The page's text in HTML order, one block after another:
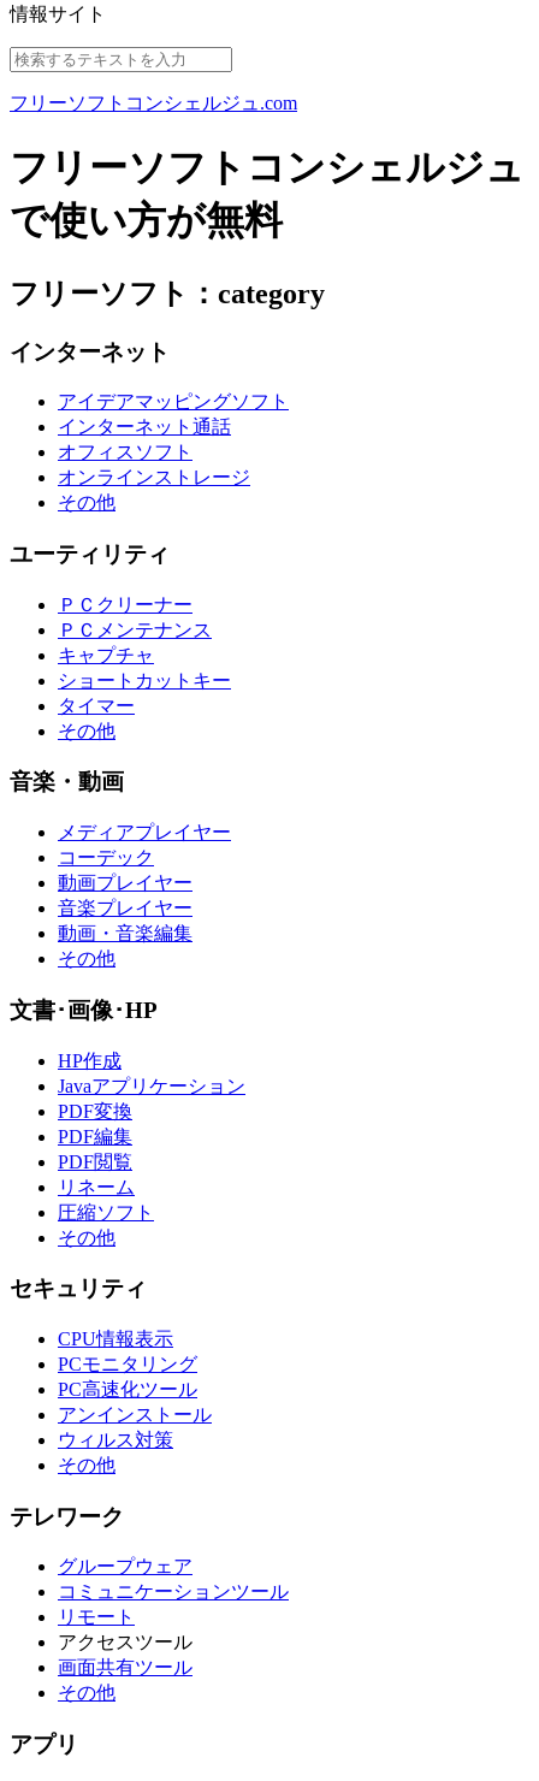
情報サイト
フリーソフトコンシェルジュ.com
フリーソフトコンシェルジュ
で使い方が無料
フリーソフト：category
インターネット
アイデアマッピングソフト
インターネット通話
オフィスソフト
オンラインストレージ
その他
ユーティリティ
ＰＣクリーナー
ＰＣメンテナンス
キャプチャ
ショートカットキー
タイマー
その他
音楽・動画
メディアプレイヤー
コーデック
動画プレイヤー
音楽プレイヤー
動画・音楽編集
その他
文書･画像･HP
HP作成
Javaアプリケーション
PDF変換
PDF編集
PDF閲覧
リネーム
圧縮ソフト
その他
セキュリティ
CPU情報表示
PCモニタリング
PC高速化ツール
アンインストール
ウィルス対策
その他
テレワーク
グループウェア
コミュニケーションツール
リモート
アクセスツール
画面共有ツール
その他
アプリ